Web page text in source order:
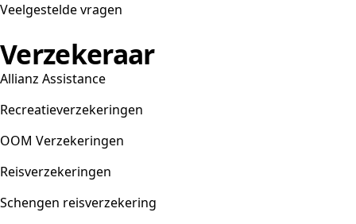
Veelgestelde vragen
Verzekeraar
Allianz Assistance
Recreatieverzekeringen
OOM Verzekeringen
Reisverzekeringen
Schengen reisverzekering